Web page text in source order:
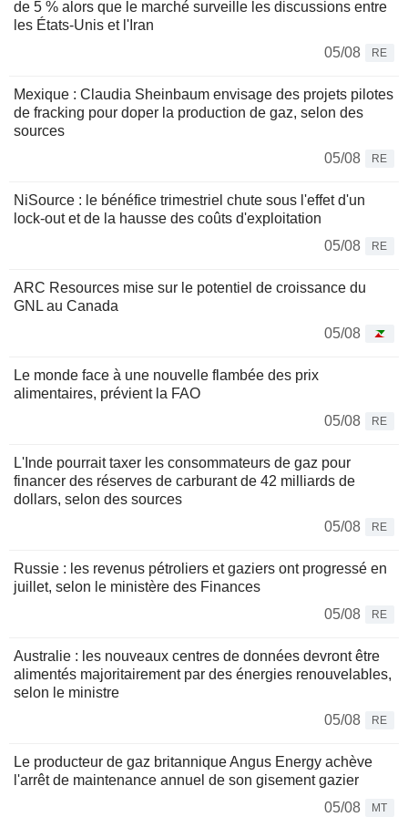
de 5 % alors que le marché surveille les discussions entre
les États-Unis et l'Iran
05/08
RE
Mexique : Claudia Sheinbaum envisage des projets pilotes
de fracking pour doper la production de gaz, selon des
sources
05/08
RE
NiSource : le bénéfice trimestriel chute sous l'effet d'un
lock-out et de la hausse des coûts d'exploitation
05/08
RE
ARC Resources mise sur le potentiel de croissance du
GNL au Canada
05/08
Le monde face à une nouvelle flambée des prix
alimentaires, prévient la FAO
05/08
RE
L'Inde pourrait taxer les consommateurs de gaz pour
financer des réserves de carburant de 42 milliards de
dollars, selon des sources
05/08
RE
Russie : les revenus pétroliers et gaziers ont progressé en
juillet, selon le ministère des Finances
05/08
RE
Australie : les nouveaux centres de données devront être
alimentés majoritairement par des énergies renouvelables,
selon le ministre
05/08
RE
Le producteur de gaz britannique Angus Energy achève
l'arrêt de maintenance annuel de son gisement gazier
05/08
MT